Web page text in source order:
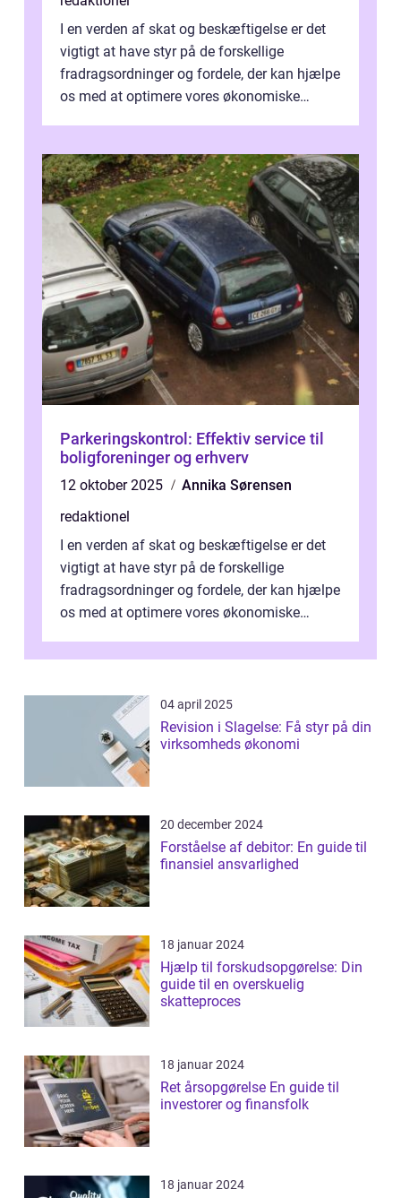
I en verden af skat og beskæftigelse er det
vigtigt at have styr på de forskellige
fradragsordninger og fordele, der kan hjælpe
os med at optimere vores økonomiske
Parkeringskontrol: Effektiv service til
boligforeninger og erhverv
12 oktober 2025
Annika Sørensen
redaktionel
I en verden af skat og beskæftigelse er det
vigtigt at have styr på de forskellige
fradragsordninger og fordele, der kan hjælpe
os med at optimere vores økonomiske
04 april 2025
Revision i Slagelse: Få styr på din
virksomheds økonomi
20 december 2024
Forståelse af debitor: En guide til
finansiel ansvarlighed
18 januar 2024
Hjælp til forskudsopgørelse: Din
guide til en overskuelig
skatteproces
18 januar 2024
Ret årsopgørelse En guide til
investorer og finansfolk
18 januar 2024